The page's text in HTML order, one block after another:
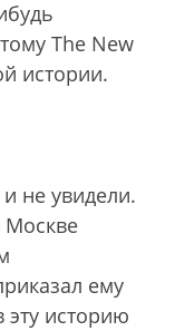
The New
истории.
не увидели.
Москве
ему
эту историю